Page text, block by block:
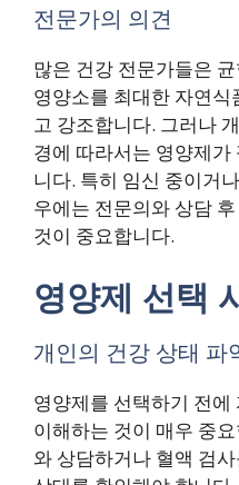
전문가의 의견
많은 건강 전문가들은
영양소를 최대한 자연
고 강조합니다. 그러나
경에 따라서는 영양제
니다. 특히 임신 중이거
우에는 전문의와 상담
것이 중요합니다.
영양제 선택
개인의 건강 상태 파
영양제를 선택하기 전
이해하는 것이 매우 중
와 상담하거나 혈액 검